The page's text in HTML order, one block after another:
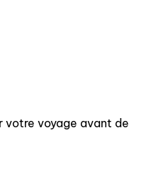
votre voyage avant de